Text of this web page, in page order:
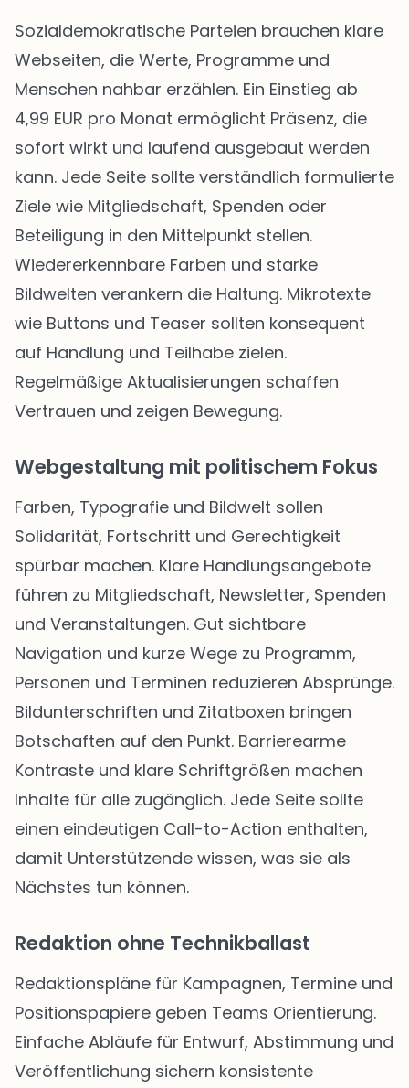
Sozialdemokratische Parteien brauchen klare
Webseiten, die Werte, Programme und
Menschen nahbar erzählen. Ein Einstieg ab
4,99 EUR pro Monat ermöglicht Präsenz, die
sofort wirkt und laufend ausgebaut werden
kann. Jede Seite sollte verständlich formulierte
Ziele wie Mitgliedschaft, Spenden oder
Beteiligung in den Mittelpunkt stellen.
Wiedererkennbare Farben und starke
Bildwelten verankern die Haltung. Mikrotexte
wie Buttons und Teaser sollten konsequent
auf Handlung und Teilhabe zielen.
Regelmäßige Aktualisierungen schaffen
Vertrauen und zeigen Bewegung.
Webgestaltung mit politischem Fokus
Farben, Typografie und Bildwelt sollen
Solidarität, Fortschritt und Gerechtigkeit
spürbar machen. Klare Handlungsangebote
führen zu Mitgliedschaft, Newsletter, Spenden
und Veranstaltungen. Gut sichtbare
Navigation und kurze Wege zu Programm,
Personen und Terminen reduzieren Absprünge.
Bildunterschriften und Zitatboxen bringen
Botschaften auf den Punkt. Barrierearme
Kontraste und klare Schriftgrößen machen
Inhalte für alle zugänglich. Jede Seite sollte
einen eindeutigen Call-to-Action enthalten,
damit Unterstützende wissen, was sie als
Nächstes tun können.
Redaktion ohne Technikballast
Redaktionspläne für Kampagnen, Termine und
Positionspapiere geben Teams Orientierung.
Einfache Abläufe für Entwurf, Abstimmung und
Veröffentlichung sichern konsistente